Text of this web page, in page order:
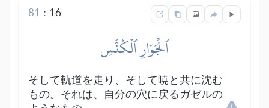
16
:
81
ٱلۡجَوَارِ ٱلۡكُنَّسِ
そして軌道を走り、そして暁と共に沈む
もの。それは、自分の穴に戻るガゼルの